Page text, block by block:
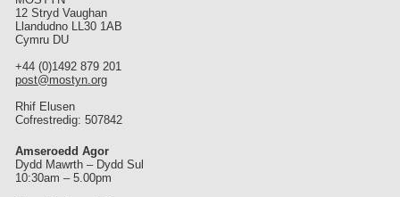
12 Stryd Vaughan
Llandudno LL30 1AB
Cymru DU
+44 (0)1492 879 201
post@mostyn.org
Rhif Elusen
Cofrestredig: 507842
Amseroedd Agor
Dydd Mawrth – Dydd Sul
10:30am – 5.00pm